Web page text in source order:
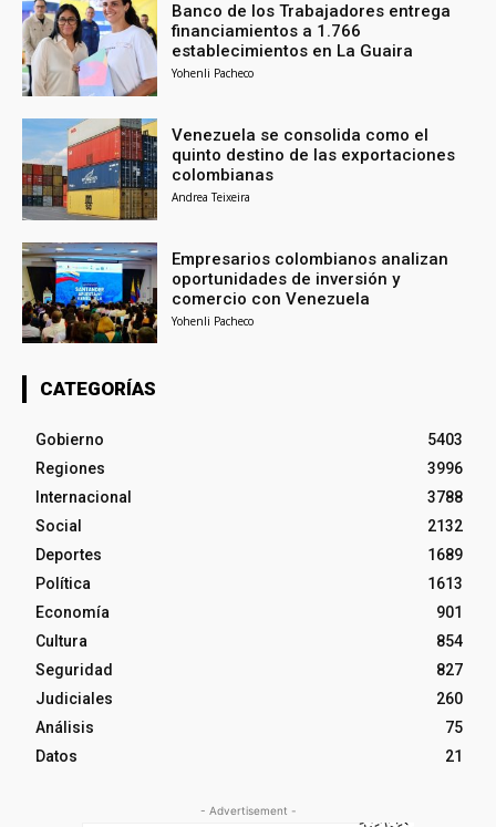
Banco de los Trabajadores entrega
financiamientos a 1.766
establecimientos en La Guaira
Yohenli Pacheco
Venezuela se consolida como el
quinto destino de las exportaciones
colombianas
Andrea Teixeira
Empresarios colombianos analizan
oportunidades de inversión y
comercio con Venezuela
Yohenli Pacheco
CATEGORÍAS
Gobierno
5403
Regiones
3996
Internacional
3788
Social
2132
Deportes
1689
Política
1613
Economía
901
Cultura
854
Seguridad
827
Judiciales
260
Análisis
75
Datos
21
- Advertisement -